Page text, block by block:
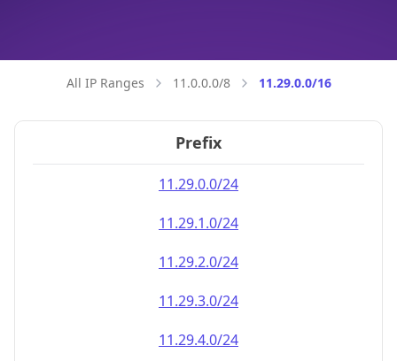
All IP Ranges 11.0.0.0/8 11.29.0.0/16
Prefix
11.29.0.0/24
11.29.1.0/24
11.29.2.0/24
11.29.3.0/24
11.29.4.0/24